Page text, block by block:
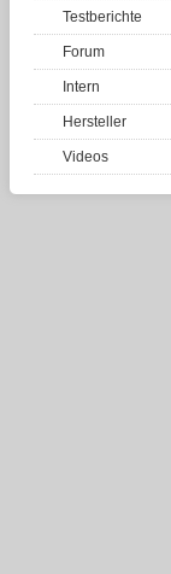
Testberichte
Forum
Intern
Hersteller
Videos